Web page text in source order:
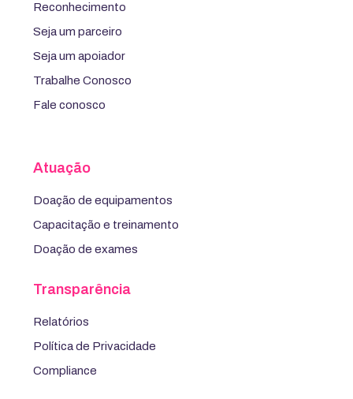
Reconhecimento
Seja um parceiro
Seja um apoiador
Trabalhe Conosco
Fale conosco
Atuação
Doação de equipamentos
Capacitação e treinamento
Doação de exames
Transparência
Relatórios
Política de Privacidade
Compliance